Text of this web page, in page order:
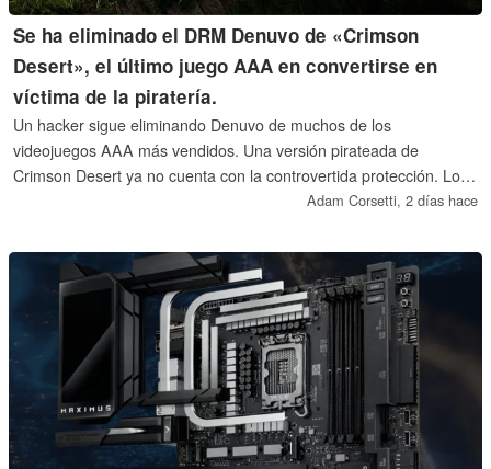
Se ha eliminado el DRM Denuvo de «Crimson
Desert», el último juego AAA en convertirse en
víctima de la piratería.
Un hacker sigue eliminando Denuvo de muchos de los
videojuegos AAA más vendidos. Una versión pirateada de
Crimson Desert ya no cuenta con la controvertida protección. Los
detractores del DRM, que afirman que este infringe los derechos
este logro.
Adam Corsetti, 2 días hace